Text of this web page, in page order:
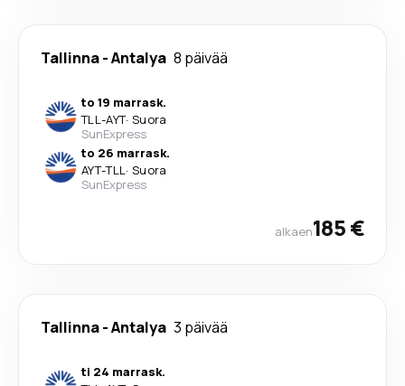
Tallinna-Antalya 8 päivää
to 19 marrask.
TLL-AYT· Suora
SunExpress
to 26 marrask.
AYT-TLL· Suora
SunExpress
alkaen185 €
Tallinna-Antalya 3 päivää
ti 24 marrask.